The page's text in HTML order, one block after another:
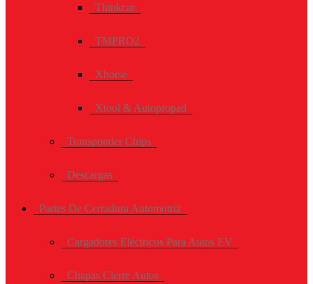
Thinkcar
TMPRO2
Xhorse
Xtool & Autopropad
Transponder Chips
Descargas
Partes De Cerradura Automotriz
Cargadores Eléctricos Para Autos EV
Chapas Cierre Autos